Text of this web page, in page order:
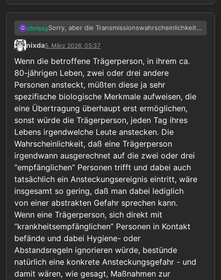
C chrissySorry, aber die Transmissionswahrscheinlichkeit
liegt dennoch bei 95%. Das bedeutet gleichzeitig
dass sehr wahrscheinlich im Laufe eines Lebens
mehr als nur eine Person angesteckt wird. Das ist
eine sehr konkrete Gefahr. Die Verteilung über
einen langen Zeitraum macht es nicht abstrakt.
Eine Weigerung sich selbst in Quarantäne zu
begeben (ich unterstelle hier mal dass es keine
andere zuverlässige Möglichkeit gibt, andernfalls
wäre das dann die zu wählende mildeste
Methode) ist dann genau das von dir geforderte
Verhalten das eine konkrete Ansteckungsgefahr
anzeigt. Und damit die zwangsweise Quarantäne
rechtfertigt.
nixda5. März 2026, 05:37
Wenn die betroffene Trägerperson, in ihrem ca.
80-jährigen Leben, zwei oder drei andere
Personen ansteckt, müßten diese ja sehr
spezifische biologische Merkmale aufweisen, die
eine Übertragung überhaupt erst ermöglichen,
sonst würde die Trägerperson, jeden Tag ihres
Lebens irgendwelche Leute anstecken. Die
Wahrscheinlichkeit, daß eine Trägerperson
irgendwann ausgerechnet auf die zwei oder drei
“empfänglichen” Personen trifft und dabei auch
tatsächlich ein Ansteckungsereignis eintritt, wäre
insgesamt so gering, daß man dabei lediglich
von einer abstrakten Gefahr sprechen kann.
Wenn eine Trägerperson, sich direkt mit
“krankheitsempfänglichen” Personen in Kontakt
befände und dabei Hygiene- oder
Abstandsregeln ignorieren würde, bestünde
natürlich eine konkrete Ansteckungsgefahr - und
damit wären, wie gesagt, Maßnahmen zur